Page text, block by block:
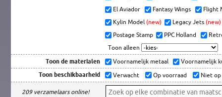
El Aviador
Fantasy Wings
Flight
Kylin Model (new) Legacy Jets (new)
Postage Stamp
PPC Holland
Toon alleen
Toon de materialen Voornamelijk metaal Voornamelijk
Toon beschikbaarheid Verwacht Op voorraad Niet
209 verzamelaars online!